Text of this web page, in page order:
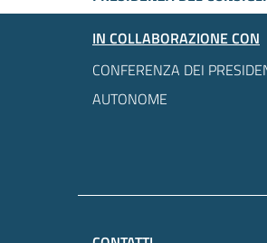
IN COLLABORAZIONE CON
CONFERENZA DEI
AUTONOME